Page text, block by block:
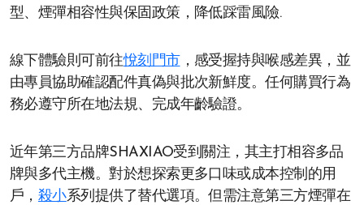
型、煙彈相容性與保固政策，降低踩雷風險.
線下體驗則可前往悅刻門市，感受握持與喉感差異，並
由專員協助確認配件真偽與批次新鮮度。任何購買行為
務必遵守所在地法規、完成年齡驗證。
近年第三方品牌SHAXIAO受到關注，其主打相容多品
牌與多代主機。對於想探索更多口味或成本控制的用
戶， 殺小系列提供了替代選項。但需注意第三方煙彈在